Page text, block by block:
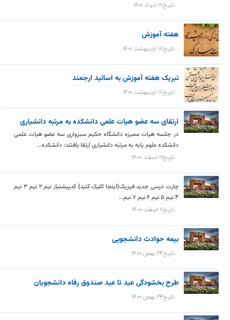
تاریخ۱۷ خرداد ۱۴۰۱
هفته آموزش
تاریخ۱۸ اردیبهشت ۱۴۰۱
تبریک هفته آموزش به اساتید ارجمند
تاریخ۱۸ اردیبهشت ۱۴۰۱
ارتقای سه عضو هیات علمی دانشکده به مرتبه دانشیاری
در جلسه هیات ممیزه دانشگاه حکیم سبزواری سه عضو هیات علمی
دانشکده علوم پایه به مرتبه دانشیاری ارتقا یافتند: دانشکده...
تاریخ۱۹ اسفند ۱۴۰۰
چارت درسی جدید فیزیک{اینجا کلیک کنید} کدپیشنیاز نیم ۲ نیم ۳ نیم
۴ نیم ۵ نیم ۶ نیم ۷ نیم...
تاریخ۷ اسفند ۱۴۰۰
بیمه حوادث دانشجویی
تاریخ۲۴ بهمن ۱۴۰۰
طرح بخشودگی عید تا عید صندوق رفاه دانشجویان
تاریخ۲۴ بهمن ۱۴۰۰